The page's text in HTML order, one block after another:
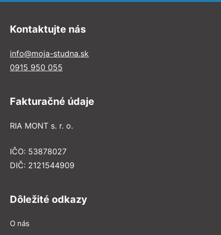
Kontaktujte nás
info@moja-studna.sk
0915 950 055
Fakturačné údaje
RIA MONT s. r. o.
IČO: 53878027
DIČ: 2121544909
Dôležité odkazy
O nás